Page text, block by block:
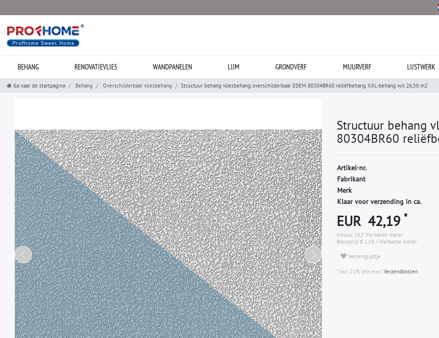
BEHANG RENOVATIEVLIES WANDPANELEN LIJM GRONDVERF MUURVERF LIJSTWERK
Ga naar de startpagina Behang Overschilderbaar vliesbehang Structuur behang vliesbehang overschilderbaar EDEM 80304BR60 reliëfbehang XXL-behang wit 26,50 m2
Structuur behang
80304BR60
Artikel-nr.
Fabrikant
Merk
Klaar voor verzending in ca.
EUR 42,19 *
Inhoud 26,5 Vierkante meter
Basisprijs € 1,59 / Vierkante meter
Verlanglijstje
* incl. 21% btw excl.Verzendkosten